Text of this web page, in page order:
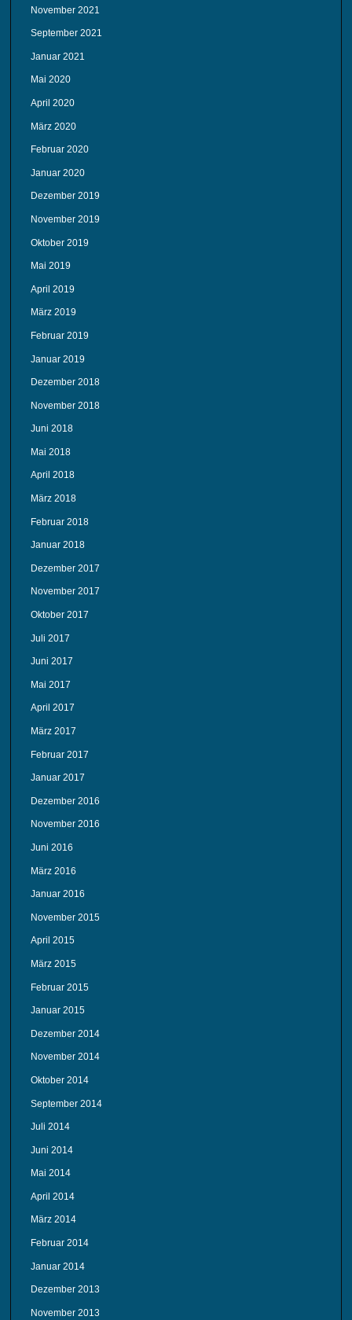
November 2021
September 2021
Januar 2021
Mai 2020
April 2020
März 2020
Februar 2020
Januar 2020
Dezember 2019
November 2019
Oktober 2019
Mai 2019
April 2019
März 2019
Februar 2019
Januar 2019
Dezember 2018
November 2018
Juni 2018
Mai 2018
April 2018
März 2018
Februar 2018
Januar 2018
Dezember 2017
November 2017
Oktober 2017
Juli 2017
Juni 2017
Mai 2017
April 2017
März 2017
Februar 2017
Januar 2017
Dezember 2016
November 2016
Juni 2016
März 2016
Januar 2016
November 2015
April 2015
März 2015
Februar 2015
Januar 2015
Dezember 2014
November 2014
Oktober 2014
September 2014
Juli 2014
Juni 2014
Mai 2014
April 2014
März 2014
Februar 2014
Januar 2014
Dezember 2013
November 2013